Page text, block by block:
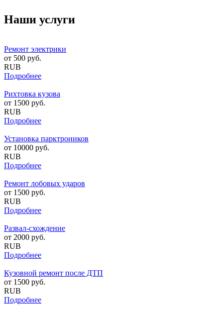
Наши услуги
Ремонт электрики
от 500 руб.
RUB
Подробнее
Рихтовка кузова
от 1500 руб.
RUB
Подробнее
Установка парктроников
от 10000 руб.
RUB
Подробнее
Ремонт лобовых ударов
от 1500 руб.
RUB
Подробнее
Развал-схождение
от 2000 руб.
RUB
Подробнее
Кузовной ремонт после ДТП
от 1500 руб.
RUB
Подробнее